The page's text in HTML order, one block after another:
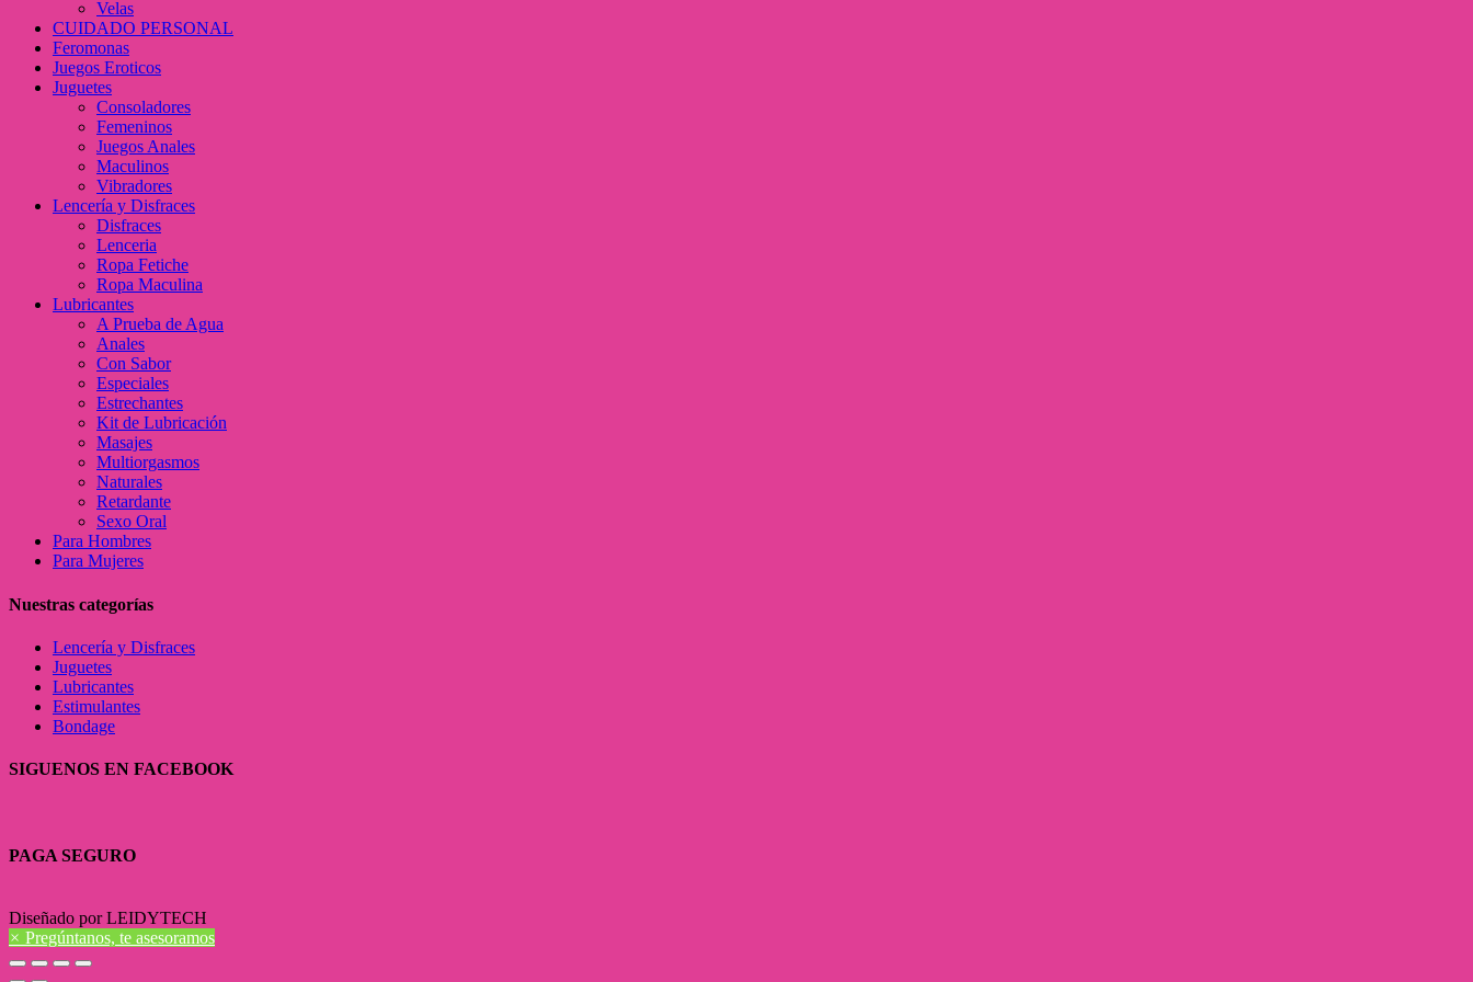
Velas
CUIDADO PERSONAL
Feromonas
Juegos Eroticos
Juguetes
Consoladores
Femeninos
Juegos Anales
Maculinos
Vibradores
Lencería y Disfraces
Disfraces
Lenceria
Ropa Fetiche
Ropa Maculina
Lubricantes
A Prueba de Agua
Anales
Con Sabor
Especiales
Estrechantes
Kit de Lubricación
Masajes
Multiorgasmos
Naturales
Retardante
Sexo Oral
Para Hombres
Para Mujeres
Nuestras categorías
Lencería y Disfraces
Juguetes
Lubricantes
Estimulantes
Bondage
SIGUENOS EN FACEBOOK
PAGA SEGURO
Diseñado por LEIDYTECH
× Pregúntanos, te asesoramos